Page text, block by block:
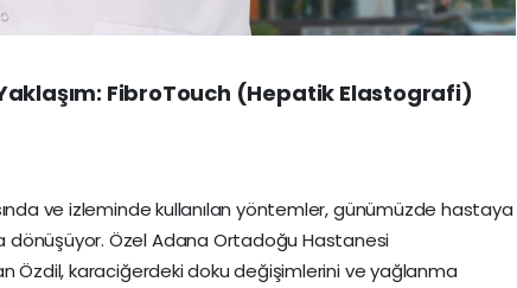
FibroTouch (Hepatik Elastografi)
ve izleminde kullanılan yöntemler, günümüzde hastaya
Özel Adana Ortadoğu Hastanesi
Özdil, karaciğerdeki doku değişimlerini ve yağlanma